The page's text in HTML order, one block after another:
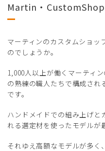
Martin・CustomShop
マーティンのカスタムショッ
のでしょうか。
1,000人以上が働くマーティ
の熟練の職人たちで構成さ
です。
ハンドメイドでの組み上げ
れる選定材を使ったモデルが
それゆえ高額なモデルが多く